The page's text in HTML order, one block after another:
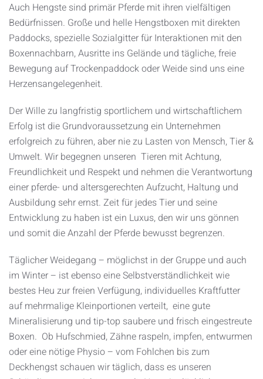
Auch Hengste sind primär Pferde mit ihren vielfältigen
Bedürfnissen. Große und helle Hengstboxen mit direkten
Paddocks, spezielle Sozialgitter für Interaktionen mit den
Boxennachbarn, Ausritte ins Gelände und tägliche, freie
Bewegung auf Trockenpaddock oder Weide sind uns eine
Herzensangelegenheit.
Der Wille zu langfristig sportlichem und wirtschaftlichem
Erfolg ist die Grundvoraussetzung ein Unternehmen
erfolgreich zu führen, aber nie zu Lasten von Mensch, Tier &
Umwelt. Wir begegnen unseren Tieren mit Achtung,
Freundlichkeit und Respekt und nehmen die Verantwortung
einer pferde- und altersgerechten Aufzucht, Haltung und
Ausbildung sehr ernst. Zeit für jedes Tier und seine
Entwicklung zu haben ist ein Luxus, den wir uns gönnen
und somit die Anzahl der Pferde bewusst begrenzen.
Täglicher Weidegang – möglichst in der Gruppe und auch
im Winter – ist ebenso eine Selbstverständlichkeit wie
bestes Heu zur freien Verfügung, individuelles Kraftfutter
auf mehrmalige Kleinportionen verteilt, eine gute
Mineralisierung und tip-top saubere und frisch eingestreute
Boxen. Ob Hufschmied, Zähne raspeln, impfen, entwurmen
oder eine nötige Physio – vom Fohlchen bis zum
Deckhengst schauen wir täglich, dass es unseren